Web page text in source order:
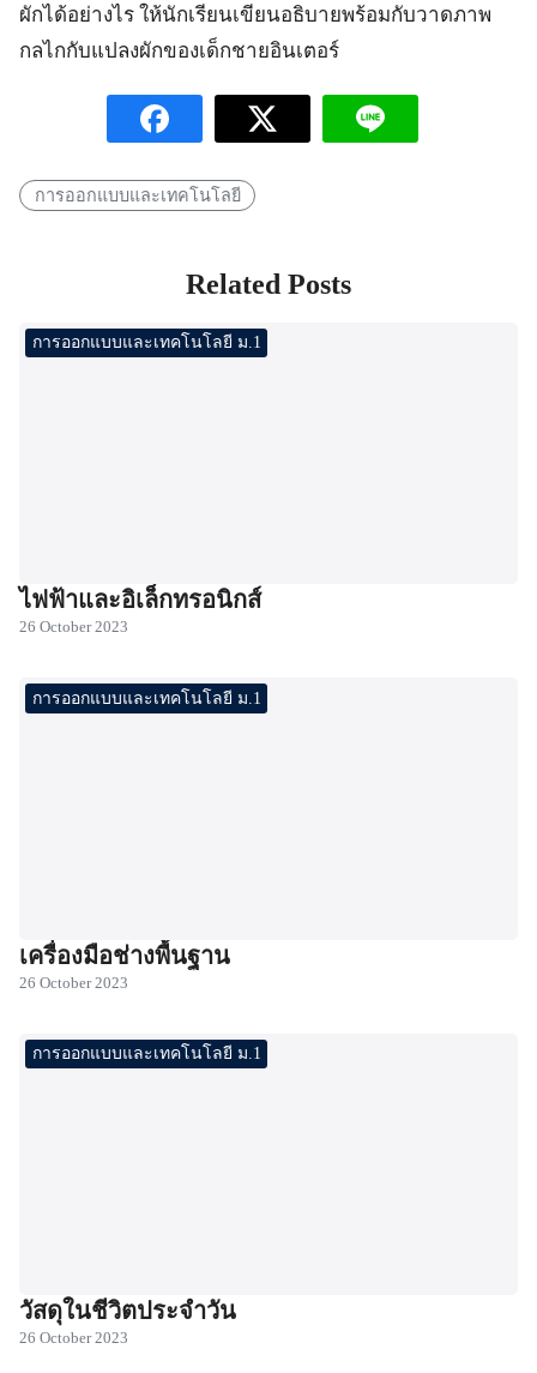
ผักได้อย่างไร ให้นักเรียนเขียนอธิบายพร้อมกับวาดภาพ
กลไกกับแปลงผักของเด็กชายอินเตอร์
การออกแบบและเทคโนโลยี
Related Posts
การออกแบบและเทคโนโลยี ม.1
ไฟฟ้าและอิเล็กทรอนิกส์
26 October 2023
การออกแบบและเทคโนโลยี ม.1
เครื่องมือช่างพื้นฐาน
26 October 2023
การออกแบบและเทคโนโลยี ม.1
วัสดุในชีวิตประจำวัน
26 October 2023